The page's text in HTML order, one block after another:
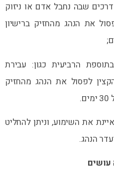
שבה נחבל אדם או ניזוק
את הנהג מהחזיק ברישיון
הרביעית כגון: עבירת
לפסול את הנהג מהחזיק
את השימוע, וניתן להחליט
הנהג.
עושים